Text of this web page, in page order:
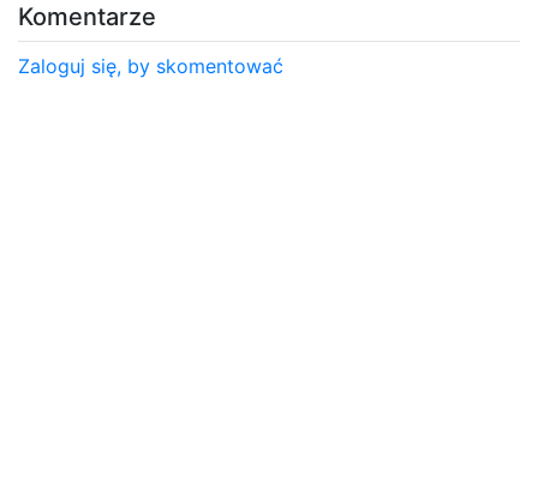
Komentarze
Zaloguj się, by skomentować